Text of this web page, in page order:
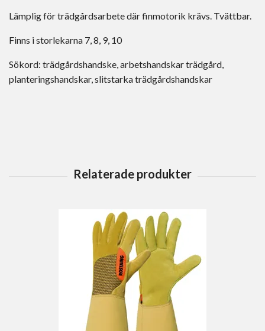
Lämplig för trädgårdsarbete där finmotorik krävs. Tvättbar.
Finns i storlekarna 7, 8, 9, 10
Sökord: trädgårdshandske, arbetshandskar trädgård,
planteringshandskar, slitstarka trädgårdshandskar